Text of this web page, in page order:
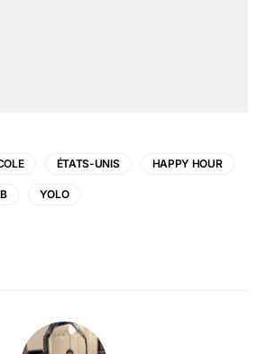
ÉTATS-UNIS HAPPY HOUR
YOLO